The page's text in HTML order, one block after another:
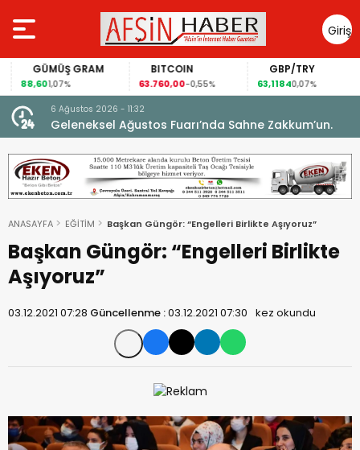
Giriş
Yap
GÜMÜŞ GRAM
88,601,07%
BITCOIN
63.760,00-0,55%
GBP/TRY
63,11840,07%
yeni
6 Ağustos 2026 - 11:32
Geleneksel Ağustos Fuarı’nda Sahne Zakkum’un.
ANASAYFA EĞİTİM Başkan Güngör: “Engelleri Birlikte Aşıyoruz”
Başkan Güngör: “Engelleri Birlikte
Aşıyoruz”
03.12.2021 07:28 Güncellenme :03.12.2021 07:30 kez okundu